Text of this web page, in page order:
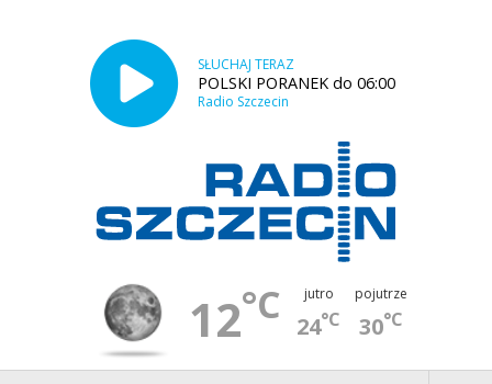
SŁUCHAJ TERAZ
POLSKI PORANEK do 06:00
Radio Szczecin
12°C jutro
24°C
pojutrze
30°C